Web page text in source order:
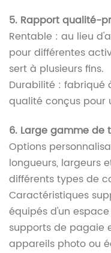
5. Rapport qualité-
Rentable : au lieu
pour différentes
sert à plusieurs fins.
Durabilité :
qualité conçus pour
6. Large gamme de
Options
longueurs, largeurs
différents types de
Caractéristiques
équipés d'un
supports de pagaie
appareils photo ou